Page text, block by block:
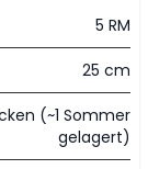
5 RM
25 cm
(~1 Sommer
gelagert)